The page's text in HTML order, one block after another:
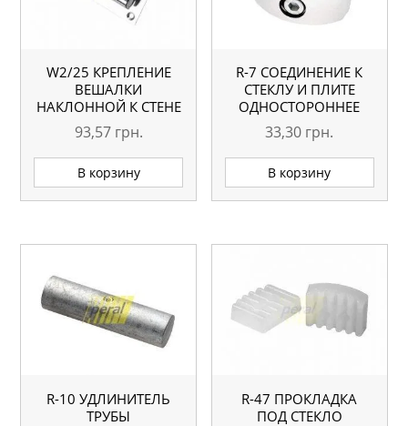
W2/25 КРЕПЛЕНИЕ
ВЕШАЛКИ
НАКЛОННОЙ К СТЕНЕ
93,57 грн.
В корзину
R-7 СОЕДИНЕНИЕ К
СТЕКЛУ И ПЛИТЕ
ОДНОСТОРОННЕЕ
33,30 грн.
В корзину
R-10 УДЛИНИТЕЛЬ
ТРУБЫ
R-47 ПРОКЛАДКА
ПОД СТЕКЛО